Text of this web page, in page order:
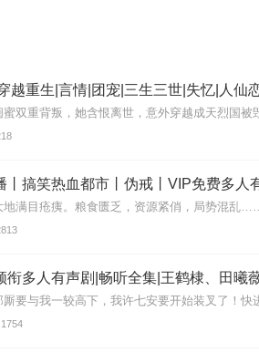
越重生|言情|团宠|三生三世|失忆|人仙
丨搞笑热血都市丨伪戒丨VIP免费多人
衔多人有声剧|畅听全集|王鹤棣、田曦
1754